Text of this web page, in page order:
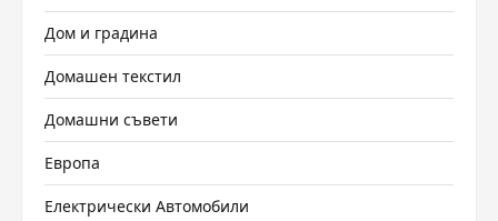
Дом и градина
Домашен текстил
Домашни съвети
Европа
Електрически Автомобили